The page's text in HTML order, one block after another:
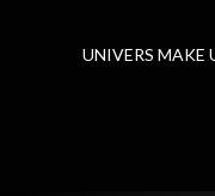
UNIVERS MAKE